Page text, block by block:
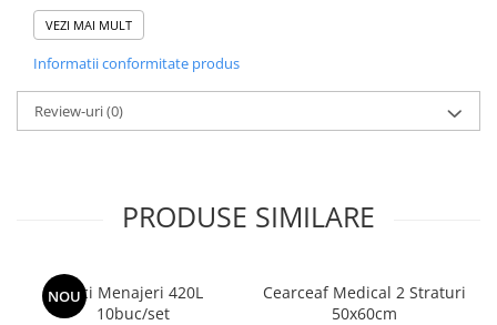
ROSU: zone cu risc mare de contaminare, WC-uri, cabine de dus,
bai
Culoare: Asortate
Ambalare: 3buc/set
Comandati Lavete Umede Super Absorbante si Rezistente
16x18cm 3buc/set, la cel mai bun raport calitate-pret la HerStore
VEZI MAI MULT
Informatii conformitate produs
Review-uri(0)
PRODUSE SIMILARE
NOUSaci Menajeri 420L
10buc/set
Cearceaf Medical 2 Straturi
50x60cm